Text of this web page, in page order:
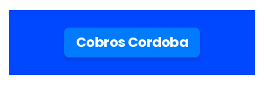
Cobros Cordoba